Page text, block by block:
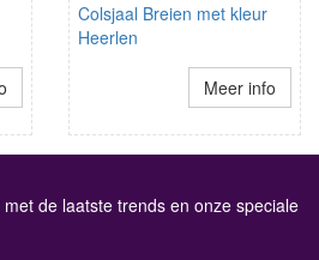
Colsjaal Breien met kleur
Heerlen
Meer info
de laatste trends en onze speciale